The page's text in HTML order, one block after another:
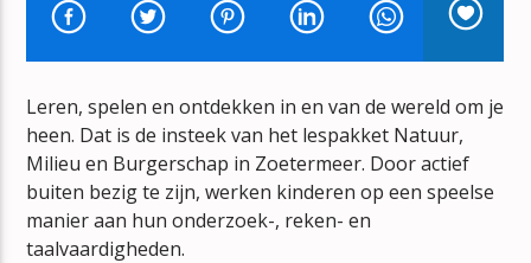
HUIDIG NUMMER
IF YOU COULD SEE ME NOW
THE SCRIPT
Leren, spelen en ontdekken in en van de wereld om je
heen. Dat is de insteek van het lespakket Natuur,
Milieu en Burgerschap in Zoetermeer. Door actief
buiten bezig te zijn, werken kinderen op een speelse
manier aan hun onderzoek-, reken- en
taalvaardigheden.